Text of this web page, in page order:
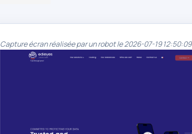
Capture écran réalisée par un robot le 2026-07-19 12:50:09